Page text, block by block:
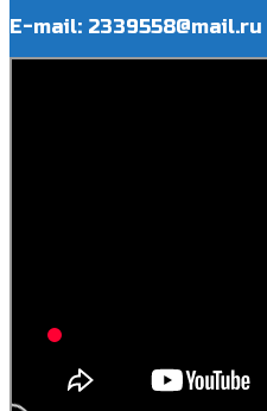
E-mail: 2339558@mail.ru